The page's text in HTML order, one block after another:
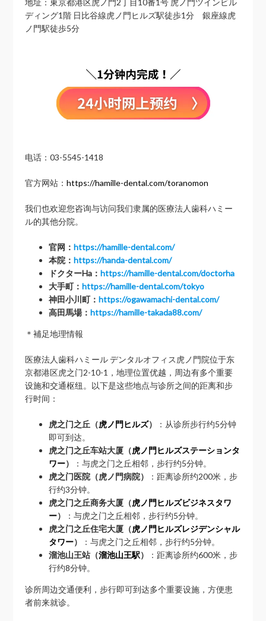
ディング1階 日比谷線虎ノ門ヒルズ駅徒歩1分 銀座線虎
ノ門駅徒歩5分
电话：03-5545-1418
官方网站：https://hamille-dental.com/toranomon
我们也欢迎您咨询与访问我们隶属的医療法人歯科ハミー
ル的其他分院。
官网：https://hamille-dental.com/
本院：https://handa-dental.com/
ドクターHa：https://hamille-dental.com/doctorha
大手町：https://hamille-dental.com/tokyo
神田小川町：https://ogawamachi-dental.com/
高田馬場：https://hamille-takada88.com/
＊補足地理情報
医療法人歯科ハミール デンタルオフィス虎ノ門院位于东
京都港区虎之门2-10-1，地理位置优越，周边有多个重要
设施和交通枢纽。以下是这些地点与诊所之间的距离和步
行时间：
虎之门之丘（虎ノ門ヒルズ）
：从诊所步行约5分钟
即可到达。
虎之门之丘车站大厦（虎ノ門ヒルズステーションタ
ワー）
：与虎之门之丘相邻，步行约5分钟。
虎之门医院（虎ノ門病院）
：距离诊所约200米，步
行约3分钟。
虎之门之丘商务大厦（虎ノ門ヒルズビジネスタワ
ー）
：与虎之门之丘相邻，步行约5分钟。
虎之门之丘住宅大厦（虎ノ門ヒルズレジデンシャル
タワー）
：与虎之门之丘相邻，步行约5分钟。
溜池山王站（溜池山王駅）
：距离诊所约600米，步
行约8分钟。
诊所周边交通便利，步行即可到达多个重要设施，方便患
者前来就诊。